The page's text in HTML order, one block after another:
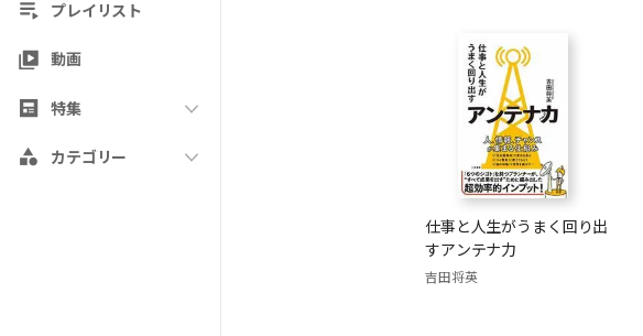
プレイリスト
動画
特集
カテゴリー
仕事と人生がうまく回り出
すアンテナ力
吉田将英